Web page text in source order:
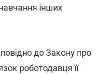
інших
до Закону про
роботодавця її